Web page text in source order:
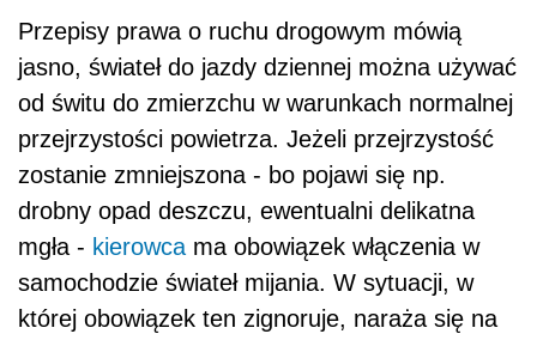
Przepisy prawa o ruchu drogowym mówią
jasno, świateł do jazdy dziennej można używać
od świtu do zmierzchu w warunkach normalnej
przejrzystości powietrza. Jeżeli przejrzystość
zostanie zmniejszona - bo pojawi się np.
drobny opad deszczu, ewentualni delikatna
mgła - kierowca ma obowiązek włączenia w
samochodzie świateł mijania. W sytuacji, w
której obowiązek ten zignoruje, naraża się na